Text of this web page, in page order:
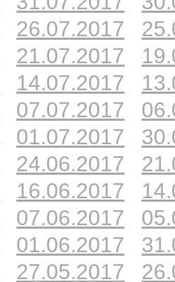
26.07.2017
21.07.2017
14.07.2017
07.07.2017
01.07.2017
24.06.2017
16.06.2017
07.06.2017
01.06.2017
27.05.2017